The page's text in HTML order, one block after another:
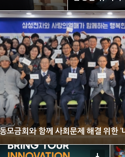
모금회와 함께 사회문제 해결 위한 ‘